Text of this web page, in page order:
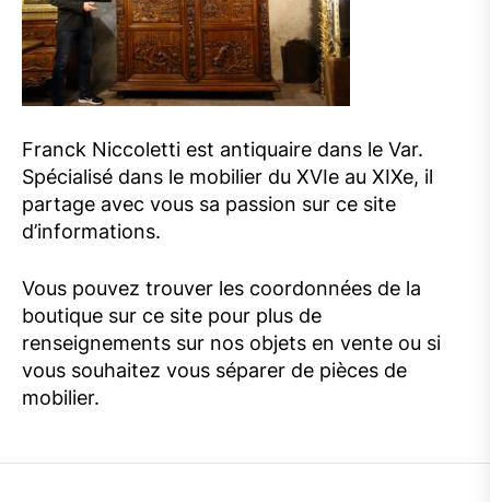
Franck Niccoletti est antiquaire dans le Var.
Spécialisé dans le mobilier du XVIe au XIXe, il
partage avec vous sa passion sur ce site
d’informations.
Vous pouvez trouver les coordonnées de la
boutique sur ce site pour plus de
renseignements sur nos objets en vente ou si
vous souhaitez vous séparer de pièces de
mobilier.